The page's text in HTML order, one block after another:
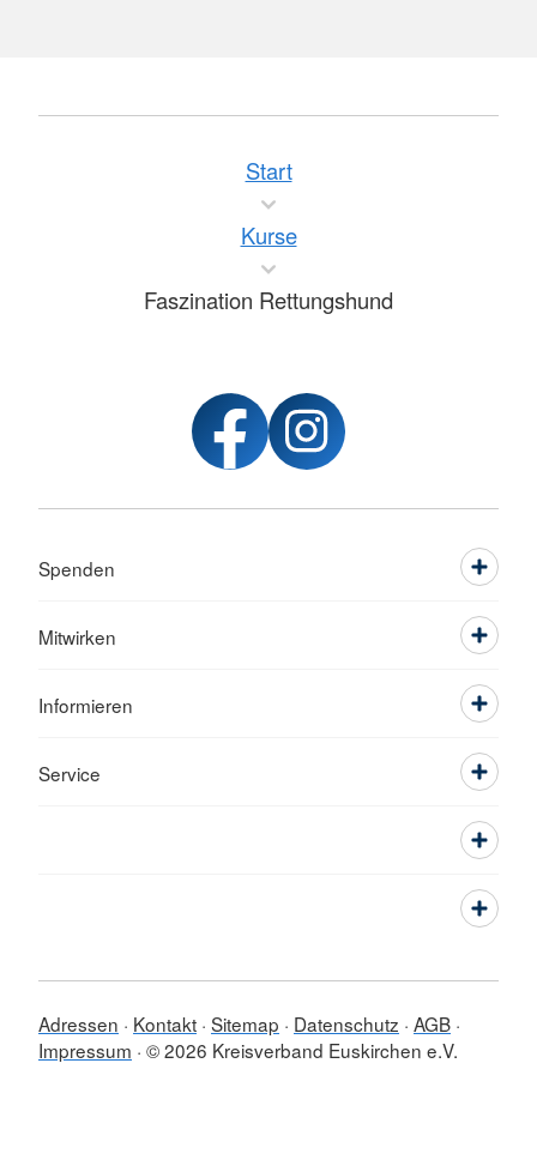
Start
Kurse
Faszination Rettungshund
Spenden
Mitwirken
Informieren
Service
Adressen Kontakt Sitemap Datenschutz AGB
Impressum © 2026 Kreisverband Euskirchen e.V.